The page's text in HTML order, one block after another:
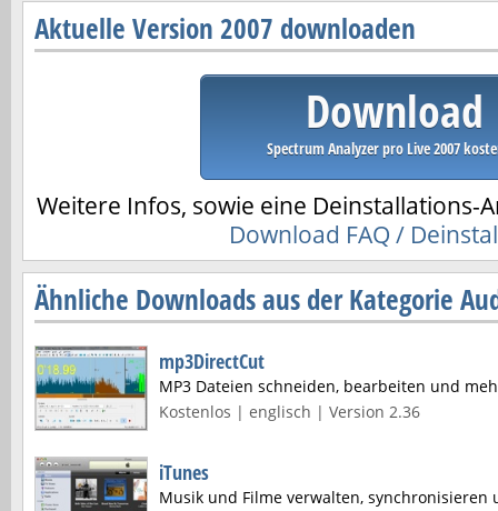
Aktuelle Version 2007 downloaden
Download
Spectrum Analyzer pro Live 2007
Weitere Infos, sowie eine Deinstallations-
Download FAQ /
Ähnliche Downloads aus der Kategorie
mp3DirectCut
MP3 Dateien schneiden, bearbeiten und
Kostenlos | englisch | Version 2.36
iTunes
Musik und Filme verwalten, synchronisieren